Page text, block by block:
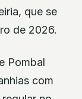
que se
de 2026.
Pombal
com